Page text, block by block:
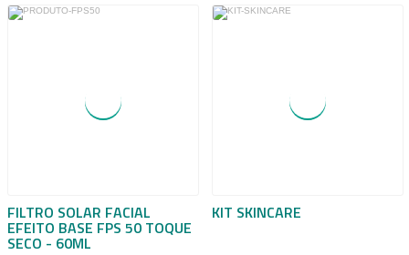
FILTRO SOLAR FACIAL
EFEITO BASE FPS 50 TOQUE
SECO - 60ML
KIT SKINCARE